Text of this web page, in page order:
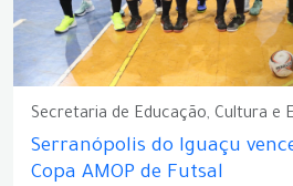
Secretaria de Educação, Cultura e
Serranópolis do Iguaçu
Copa AMOP de Futsal